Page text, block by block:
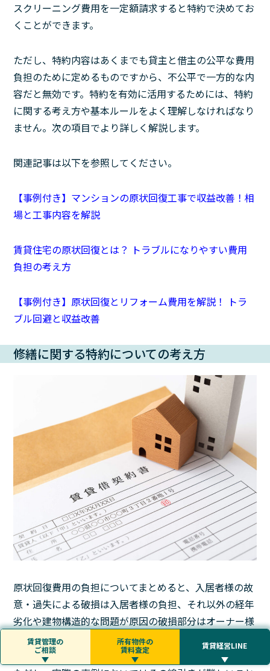
スクリーニング費用を一定額請求すると特約で決めてお
くことができます。
ただし、特約内容はあくまでも貸主と借主の公平な費用
負担のために定めるものですから、不公平で一方的な内
容だと無効です。特約を有効に活用するためには、特約
に関する考え方や基本ルールをよく理解しなければなり
ません。次の項目でより詳しく解説します。
関連記事は以下を参照してください。
【事例付き】マンションの原状回復工事で収益改善！相
場と工事内容を解説
賃貸住宅の原状回復とは？ トラブルになりやすい費用
負担の考え方
【事例付き】原状回復とリフォーム費用を解説！ トラ
ブル回避と収益改善
修繕に関する特約についての考え方
原状回復費用の負担についてまとめると、入居者様の故
意・過失による破損は入居者様の負担、それ以外の経年
劣化や建物構造的な問題が原因の破損部分はオーナー様
側に修繕義務があります。
賃貸管理の
ご相談
所有物件の
賃料査定
賃貸経営LINE